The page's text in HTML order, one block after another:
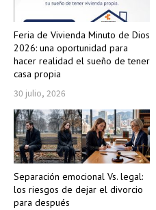
Feria de Vivienda Minuto de Dios
2026: una oportunidad para
hacer realidad el sueño de tener
casa propia
30 julio, 2026
Separación emocional Vs. legal:
los riesgos de dejar el divorcio
para después